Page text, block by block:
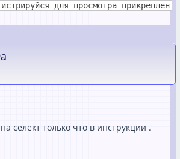
для просмотра прикреплен
селект только что в инструкции .